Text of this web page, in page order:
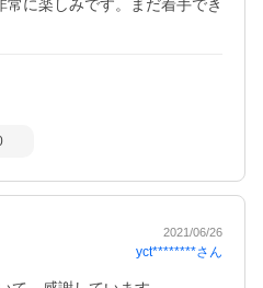
に楽しみです。まだ着手でき
2021/06/26
yct********さん